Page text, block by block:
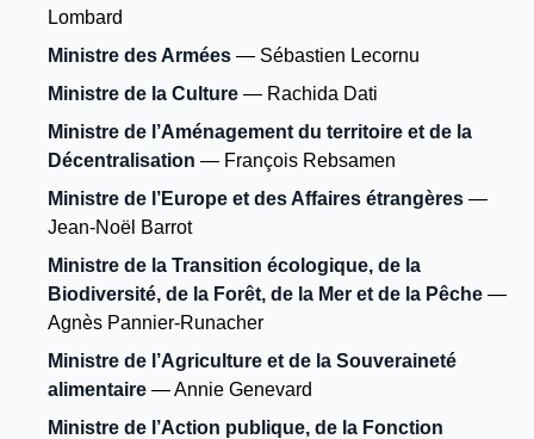
Lombard
Ministre des Armées — Sébastien Lecornu
Ministre de la Culture — Rachida Dati
Ministre de l’Aménagement du territoire et de la
Décentralisation — François Rebsamen
Ministre de l’Europe et des Affaires étrangères —
Jean-Noël Barrot
Ministre de la Transition écologique, de la
Biodiversité, de la Forêt, de la Mer et de la Pêche —
Agnès Pannier-Runacher
Ministre de l’Agriculture et de la Souveraineté
alimentaire — Annie Genevard
Ministre de l’Action publique, de la Fonction